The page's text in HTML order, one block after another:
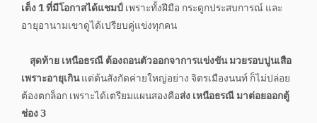
เต็ง 1 ที่มีโอกาสได้แชมป์เพราะทั้งฝีมือ กระดูกประสบการณ์ และ
อายุอานามเขาดูได้เปรียบคู่แข่งทุกคน
สุดท้าย เหนือธรณี ต้องถอนตัวออกจาการแข่งขัน มวยรอบปูนเสือ
เพราะอายุเกินแต่ต้นสังกัดค่ายใหญ่อย่าง จิตรเมืองนนท์ ก็ไม่ปล่อย
ต้องตกล็อก เพราะได้เตรียมแผนสองคือส่ง เหนือธรณี มาต่อยออกตู้
ช่อง 3